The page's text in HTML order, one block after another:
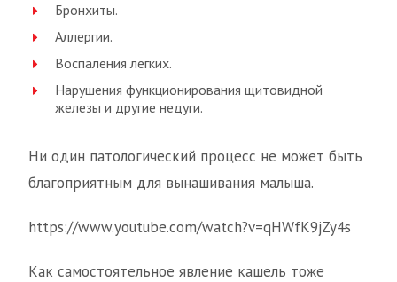
Бронхиты.
Аллергии.
Воспаления легких.
Нарушения функционирования щитовидной
железы и другие недуги.
Ни один патологический процесс не может быть
благоприятным для вынашивания малыша.
https://www.youtube.com/watch?v=qHWfK9jZy4s
Как самостоятельное явление кашель тоже